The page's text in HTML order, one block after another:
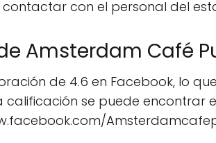
con el personal del
Amsterdam Café
de 4.6 en Facebook, lo
calificación se puede